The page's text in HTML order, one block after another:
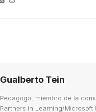
Gualberto Tein
Pedagogo, miembro de la
Partners in Learning/Microsoft